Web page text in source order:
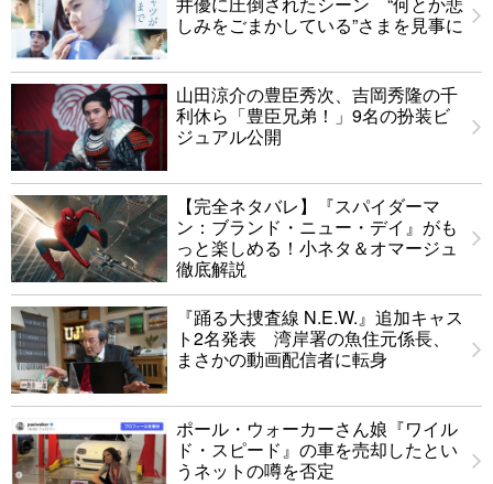
しみをごまかしている”さまを見事に
山田涼介の豊臣秀次、吉岡秀隆の千
利休ら「豊臣兄弟！」9名の扮装ビ
ジュアル公開
【完全ネタバレ】『スパイダーマ
ン：ブランド・ニュー・デイ』がも
っと楽しめる！小ネタ＆オマージュ
徹底解説
『踊る大捜査線 N.E.W.』追加キャス
ト2名発表 湾岸署の魚住元係長、
まさかの動画配信者に転身
ポール・ウォーカーさん娘『ワイル
ド・スピード』の車を売却したとい
うネットの噂を否定